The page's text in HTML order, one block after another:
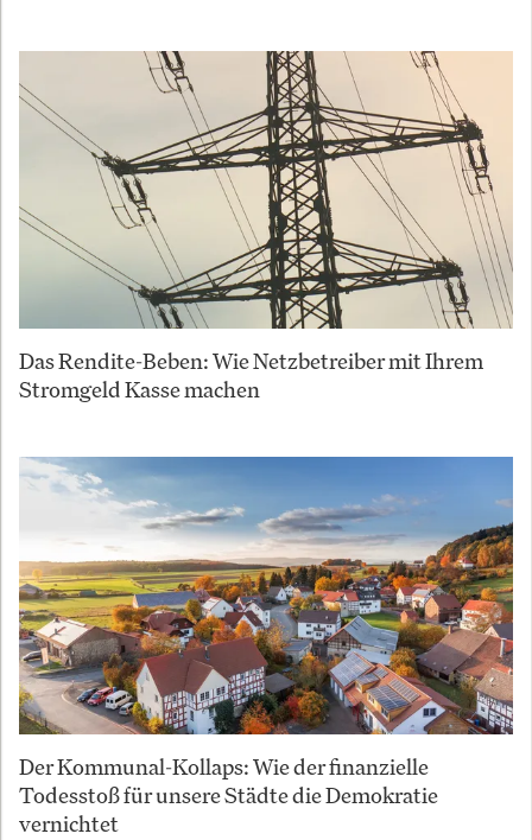
Das Rendite-Beben: Wie Netzbetreiber mit Ihrem
Stromgeld Kasse machen
Der Kommunal-Kollaps: Wie der finanzielle
Todesstoß für unsere Städte die Demokratie
vernichtet